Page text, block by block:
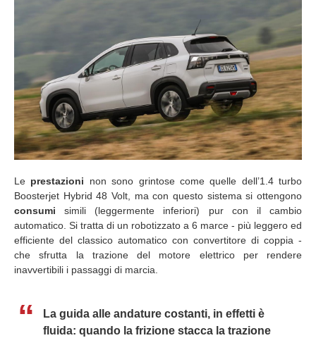
Le prestazioni non sono grintose come quelle dell’1.4 turbo
Boosterjet Hybrid 48 Volt, ma con questo sistema si ottengono
consumi simili (leggermente inferiori) pur con il cambio
automatico. Si tratta di un robotizzato a 6 marce - più leggero ed
efficiente del classico automatico con convertitore di coppia -
che sfrutta la trazione del motore elettrico per rendere
inavvertibili i passaggi di marcia.
La guida alle andature costanti, in effetti è
fluida: quando la frizione stacca la trazione